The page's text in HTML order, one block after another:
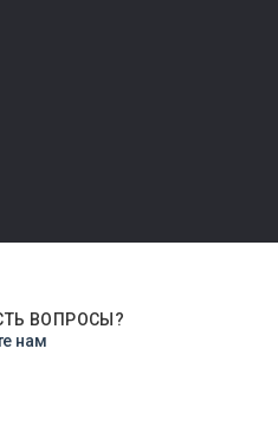
ВОПРОСЫ?
нам